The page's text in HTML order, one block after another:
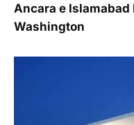
Ancara e
Washington